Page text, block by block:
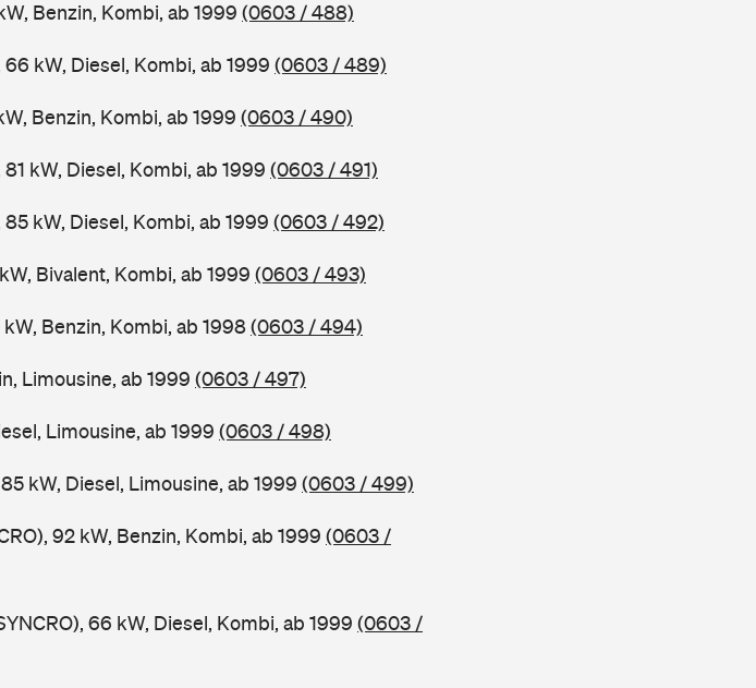
Benzin, Kombi, ab 1999 (0603 / 488)
66 kW, Diesel, Kombi, ab 1999 (0603 / 489)
Benzin, Kombi, ab 1999 (0603 / 490)
81 kW, Diesel, Kombi, ab 1999 (0603 / 491)
85 kW, Diesel, Kombi, ab 1999 (0603 / 492)
Bivalent, Kombi, ab 1999 (0603 / 493)
kW, Benzin, Kombi, ab 1998(0603 / 494)
Limousine, ab 1999 (0603 / 497)
Limousine, ab 1999 (0603 / 498)
kW, Diesel, Limousine, ab 1999 (0603 / 499)
92 kW, Benzin, Kombi, ab 1999 (0603 /
66 kW, Diesel, Kombi, ab 1999 (0603 /